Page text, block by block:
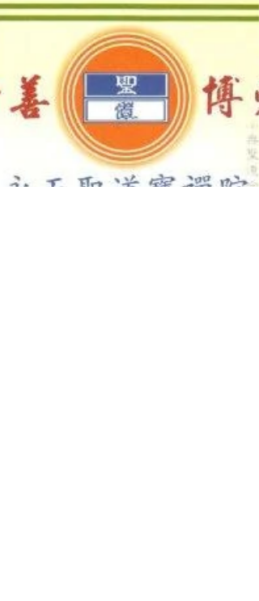
｜呼籲｜捐棺｜112年5月感恩
林昭逢 大德 捐贈 一口 棺木
15,000元（No.344）感恩其善
心義舉、無量功德做
112/5月感恩 林昭逢大德 捐贈一口棺木15000
元（No.344） 感恩其善心義舉 無量功德做
贈感謝獎狀一只 阿彌陀佛 感恩合十 感恩參
【善知識】 積善之家慶有餘 今無功德人要善